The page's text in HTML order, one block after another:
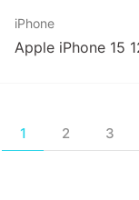
iPhone
Apple iPhone 15
1 2 3